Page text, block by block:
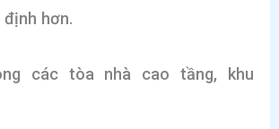
định hơn.
các tòa nhà cao tầng, khu